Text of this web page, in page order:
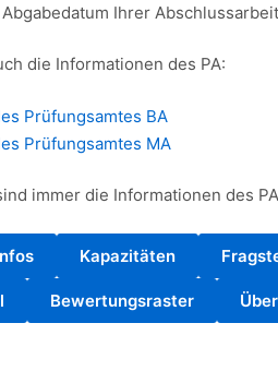
Ihrer
die Informationen des PA:
Prüfungsamtes BA
Prüfungsamtes MA
immer die Informationen des
Kapazitäten
Bewertungsraster